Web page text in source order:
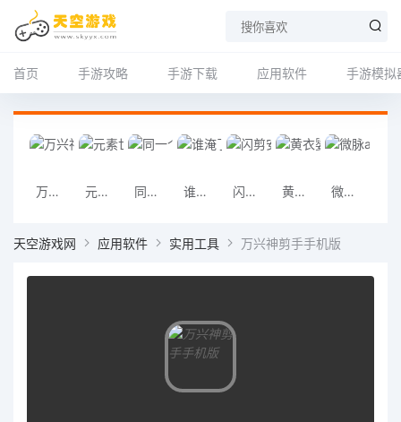
首页 手游攻略 手游下载 应用软件 手游模拟
万兴神剪手手机版 元素世界手机版 同一个世界ol安卓版 谁淹了我的世界安卓版 闪剪安卓版 黄衣婴儿安卓版 微脉app
天空游戏网 应用软件 实用工具 万兴神剪手手机版